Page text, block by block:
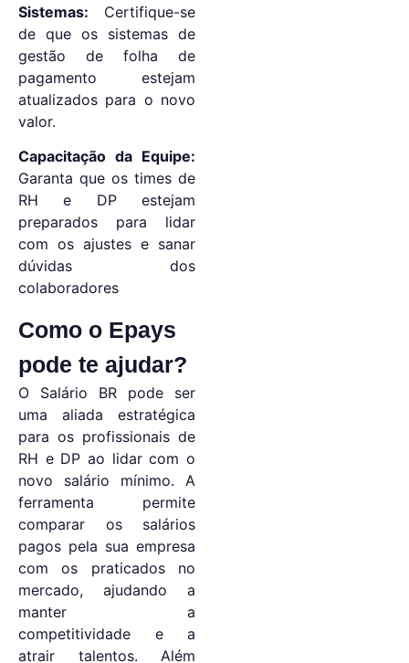
Sistemas: Certifique-se
de que os sistemas de
gestão de folha de
pagamento estejam
atualizados para o novo
valor.
Capacitação da Equipe:
Garanta que os times de
RH e DP estejam
preparados para lidar
com os ajustes e sanar
dúvidas dos
colaboradores
Como o Epays
pode te ajudar?
O Salário BR pode ser
uma aliada estratégica
para os profissionais de
RH e DP ao lidar com o
novo salário mínimo. A
ferramenta permite
comparar os salários
pagos pela sua empresa
com os praticados no
mercado, ajudando a
manter a
competitividade e a
atrair talentos. Além